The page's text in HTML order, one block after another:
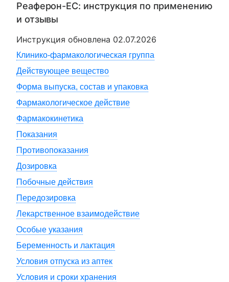
Реаферон-ЕС: инструкция по применению
и отзывы
Инструкция обновлена 02.07.2026
Клинико-фармакологическая группа
Действующее вещество
Форма выпуска, состав и упаковка
Фармакологическое действие
Фармакокинетика
Показания
Противопоказания
Дозировка
Побочные действия
Передозировка
Лекарственное взаимодействие
Особые указания
Беременность и лактация
Условия отпуска из аптек
Условия и сроки хранения